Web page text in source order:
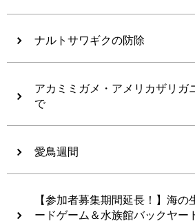
ナルトサワギクの防除
アカミミガメ・アメリカザリガ
で
愛鳥週間
【参加者募集期間延長！】海の
ードゲーム＆水族館バックヤー